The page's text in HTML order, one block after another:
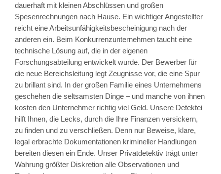
dauerhaft mit kleinen Abschlüssen und großen
Spesenrechnungen nach Hause. Ein wichtiger Angestellter
reicht eine Arbeitsunfähigkeitsbescheinigung nach der
anderen ein. Beim Konkurrenzunternehmen taucht eine
technische Lösung auf, die in der eigenen
Forschungsabteilung entwickelt wurde. Der Bewerber für
die neue Bereichsleitung legt Zeugnisse vor, die eine Spur
zu brillant sind. In der großen Familie eines Unternehmens
geschehen die seltsamsten Dinge – und manche von ihnen
kosten den Unternehmer richtig viel Geld. Unsere Detektei
hilft Ihnen, die Lecks, durch die Ihre Finanzen versickern,
zu finden und zu verschließen. Denn nur Beweise, klare,
legal erbrachte Dokumentationen krimineller Handlungen
bereiten diesen ein Ende. Unser Privatdetektiv trägt unter
Wahrung größter Diskretion alle Observationen und